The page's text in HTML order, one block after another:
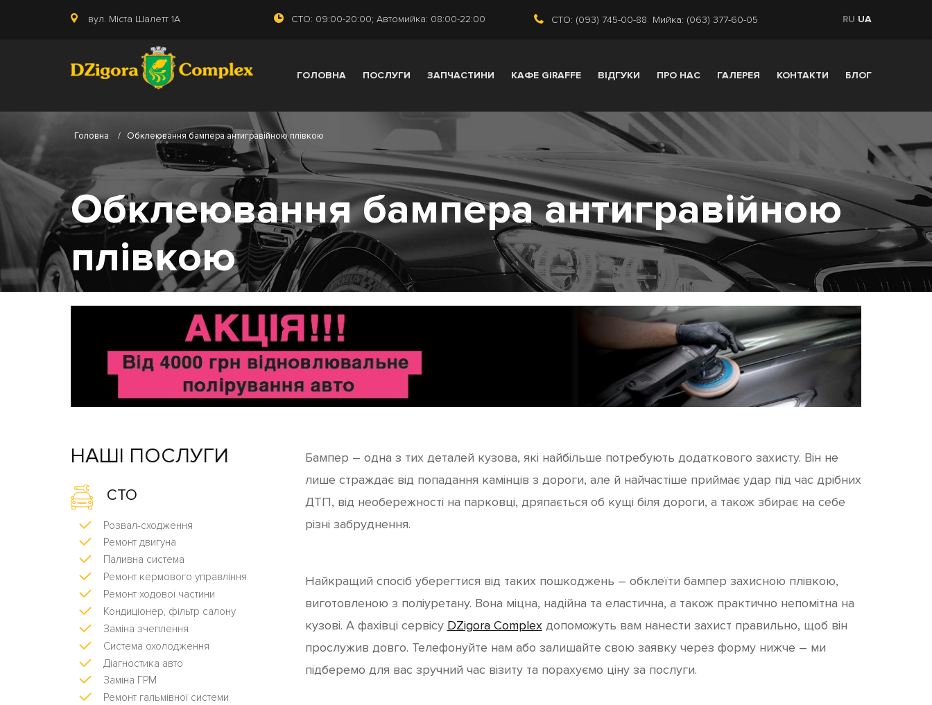
вул. Міста Шалетт 1А СТО: 09:00-20:00; Автомийка: 08:00-22:00 СТО: (093) 745-00-88 Мийка: (063) 377-60-05 RU UA
ГОЛОВНА ПОСЛУГИ ЗАПЧАСТИНИ КАФЕ GIRAFFE ВІДГУКИ ПРО НАС ГАЛЕРЕЯ КОНТАКТИ БЛОГ
Головна / Обклеювання бампера антигравійною плівкою
Обклеювання бампера антигравійною
плівкою
НАШІ ПОСЛУГИ
СТО
Розвал-сходження
Ремонт двигуна
Паливна система
Ремонт кермового управління
Ремонт ходової частини
Кондиціонер, фільтр салону
Заміна зчеплення
Система охолодження
Діагностика авто
Заміна ГРМ
Ремонт гальмівної системи
Бампер – одна з тих деталей кузова, які найбільше потребують додаткового захисту. Він не
лише страждає від попадання камінців з дороги, але й найчастіше приймає удар під час дрібних
ДТП, від необережності на парковці, дряпається об кущі біля дороги, а також збирає на себе
різні забруднення.
Найкращий спосіб уберегтися від таких пошкоджень – обклеїти бампер захисною плівкою,
виготовленою з поліуретану. Вона міцна, надійна та еластична, а також практично непомітна на
кузові. А фахівці сервісу DZigora Complexдопоможуть вам нанести захист правильно, щоб він
прослужив довго. Телефонуйте нам або залишайте свою заявку через форму нижче – ми
підберемо для вас зручний час візиту та порахуємо ціну за послуги.